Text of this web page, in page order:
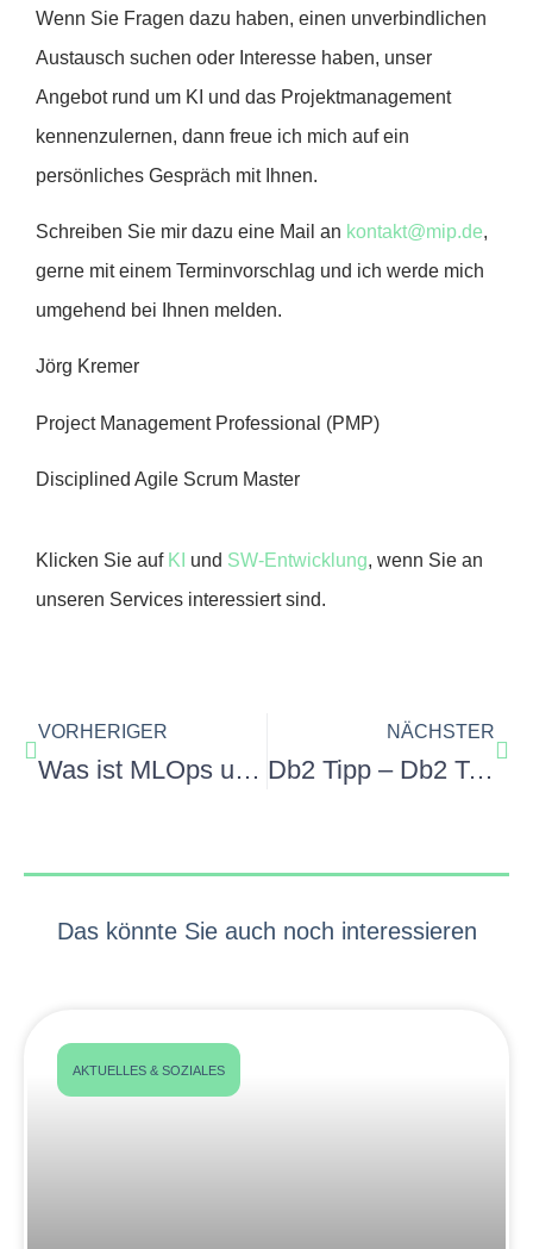
Wenn Sie Fragen dazu haben, einen unverbindlichen
Austausch suchen oder Interesse haben, unser
Angebot rund um KI und das Projektmanagement
kennenzulernen, dann freue ich mich auf ein
persönliches Gespräch mit Ihnen.
Schreiben Sie mir dazu eine Mail an kontakt@mip.de,
gerne mit einem Terminvorschlag und ich werde mich
umgehend bei Ihnen melden.
Jörg Kremer
Project Management Professional (PMP)
Disciplined Agile Scrum Master
Klicken Sie auf KI und SW-Entwicklung, wenn Sie an
unseren Services interessiert sind.
VORHERIGER
Was ist MLOps und was bringt es der Software-Entwicklung
NÄCHSTER
Db2 Tipp – Db2 Table Rotation oder das Konzept für eine Schattentabelle
Das könnte Sie auch noch interessieren
AKTUELLES & SOZIALES